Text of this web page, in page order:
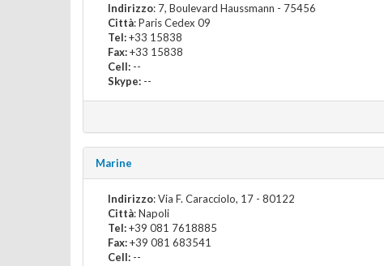
Indirizzo: 7, Boulevard Haussmann - 75456
Città: Paris Cedex 09
Tel:+33 15838
Fax:+33 15838
Cell: --
Skype: --
Marine
Indirizzo: Via F. Caracciolo, 17 - 80122
Città: Napoli
Tel:+39 081 7618885
Fax:+39 081 683541
Cell: --